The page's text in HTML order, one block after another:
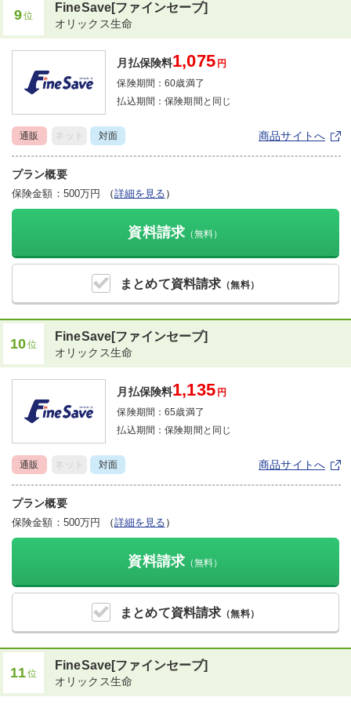
9位
まとめて資料請求 （無料）
FineSave[ファインセーブ]
オリックス生命
資料請求 （無料）
月払保険料1,075 円
保険期間：60歳満了
払込期間：保険期間と同じ
通販 ネット 対面 商品サイトへ
プラン概要
保険金額：500万円 （詳細を見る ）
10位
まとめて資料請求 （無料）
FineSave[ファインセーブ]
オリックス生命
資料請求 （無料）
月払保険料1,135 円
保険期間：65歳満了
払込期間：保険期間と同じ
通販 ネット 対面 商品サイトへ
プラン概要
保険金額：500万円 （詳細を見る ）
11位
FineSave[ファインセーブ]
オリックス生命